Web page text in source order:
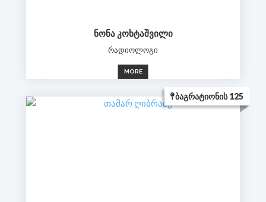
ᲜᲝᲜᲐ ᲙᲝᲮᲢᲐᲨᲕᲘᲚᲘ
რადიოლოგი
MORE
ᲑᲐᲒᲠᲐᲢᲘᲝᲜᲘᲡ 125